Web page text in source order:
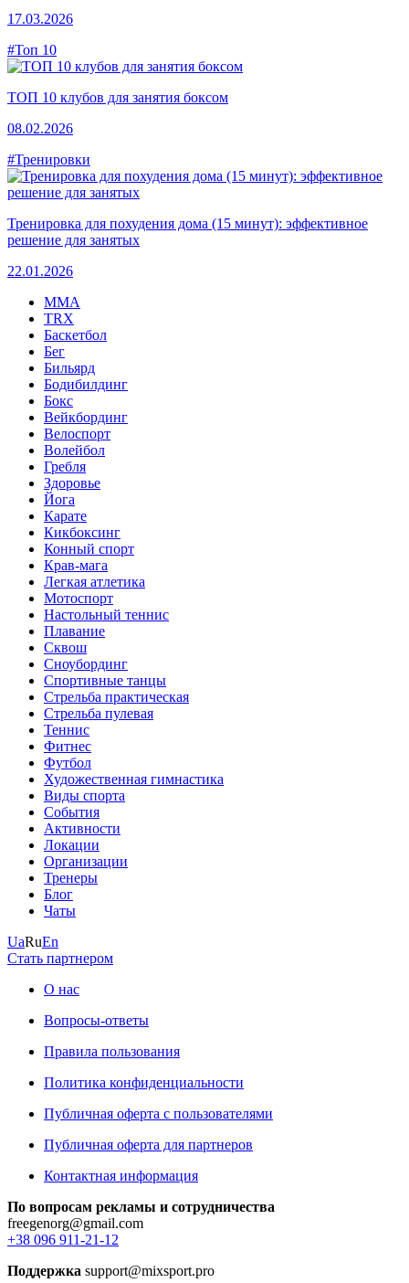
17.03.2026
#Топ 10
ТОП 10 клубов для занятия боксом
08.02.2026
#Тренировки
Тренировка для похудения дома (15 минут): эффективное
решение для занятых
22.01.2026
MMA
TRX
Баскетбол
Бег
Бильярд
Бодибилдинг
Бокс
Вейкбординг
Велоспорт
Волейбол
Гребля
Здоровье
Йога
Карате
Кикбоксинг
Конный спорт
Крав-мага
Легкая атлетика
Мотоспорт
Настольный теннис
Плавание
Сквош
Сноубординг
Спортивные танцы
Стрельба практическая
Стрельба пулевая
Теннис
Фитнес
Футбол
Художественная гимнастика
Виды спорта
События
Активности
Локации
Организации
Тренеры
Блог
Чаты
UaRuEn
Стать партнером
О нас
Вопросы-ответы
Правила пользования
Политика конфиденциальности
Публичная оферта с пользователями
Публичная оферта для партнеров
Контактная информация
По вопросам рекламы и сотрудничества
freegenorg@gmail.com
+38 096 911-21-12
Поддержка support@mixsport.pro